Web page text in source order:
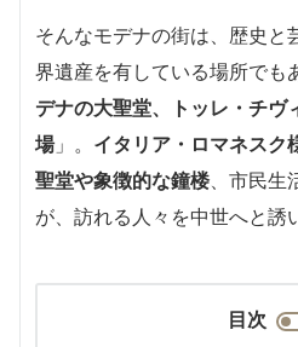
そんなモデナの街は、歴史と
界遺産を有している場所でも
デナの大聖堂、トッレ・チヴ
場」。 イタリア・ロマネスク
聖堂や象徴的な鐘楼 、市民
が、訪れる人々を中世へと誘
目次